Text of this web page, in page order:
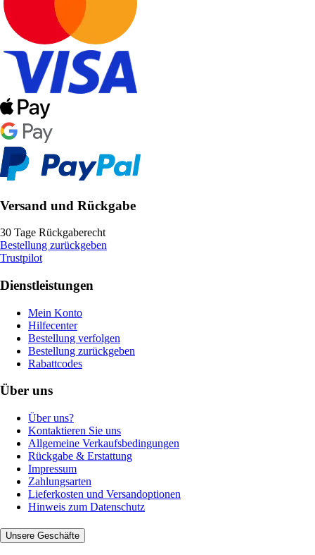
Versand und Rückgabe
30 Tage Rückgaberecht
Bestellung zurückgeben
Trustpilot
Dienstleistungen
Mein Konto
Hilfecenter
Bestellung verfolgen
Bestellung zurückgeben
Rabattcodes
Über uns
Über uns?
Kontaktieren Sie uns
Allgemeine Verkaufsbedingungen
Rückgabe & Erstattung
Impressum
Zahlungsarten
Lieferkosten und Versandoptionen
Hinweis zum Datenschutz
Unsere Geschäfte